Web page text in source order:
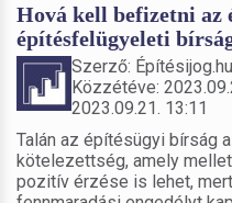
Hová kell befizetni az
építésfelügyeleti
Szerző: Építésijog.hu
Közzétéve:
2023.09.21. 13:11
Talán az építésügyi bírság
kötelezettség, amely
pozitív érzése is lehet,